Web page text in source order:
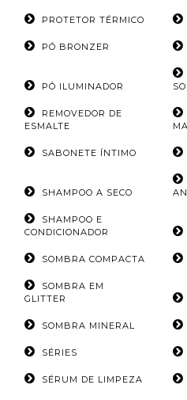
PROTETOR TÉRMICO
PÓ BRONZER
PÓ ILUMINADOR
REMOVEDOR DE
ESMALTE
SABONETE ÍNTIMO
SHAMPOO A SECO
SHAMPOO E
CONDICIONADOR
SOMBRA COMPACTA
SOMBRA EM
GLITTER
SOMBRA MINERAL
SÉRIES
SÉRUM DE LIMPEZA